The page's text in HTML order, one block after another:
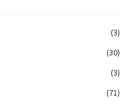
(3)
(30)
(3)
(71)